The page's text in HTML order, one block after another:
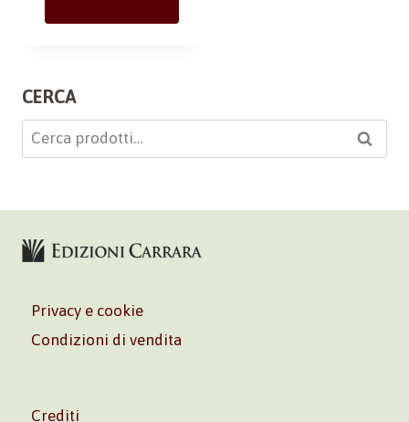
CERCA
Cerca: Cerca
Privacy e cookie
Condizioni di vendita
Crediti